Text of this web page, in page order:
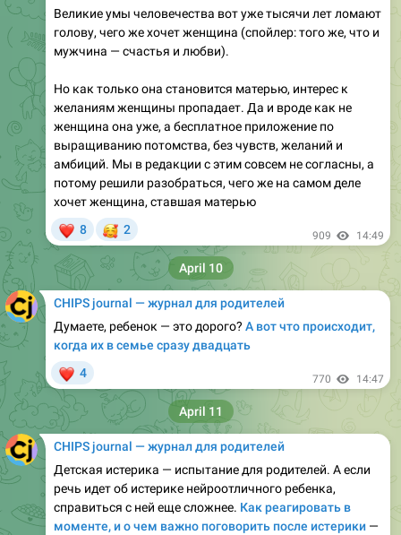
мужчина — счастья и любви).
Но как только она становится матерью, интерес к
женщина она уже, а бесплатное приложение по
выращиванию потомства, без чувств, желаний и
амбиций. Мы в редакции с этим совсем не согласны, а
потому решили разобраться, чего же на самом деле
хочет женщина, ставшая матерью
8 2
CHIPS journal — журнал для родителей
Думаете, ребенок — это дорого?А вот что происходит,
когда их в семье сразу двадцать
4
CHIPS journal — журнал для родителей
Детская истерика — испытание для родителей. А если
речь идет об истерике нейроотличного ребенка,
справиться с ней еще сложнее. Как реагировать в
моменте, и о чем важно поговорить после истерики
рассказывает психолог и мама слабослышащего
ребенка Мария Колокольцева